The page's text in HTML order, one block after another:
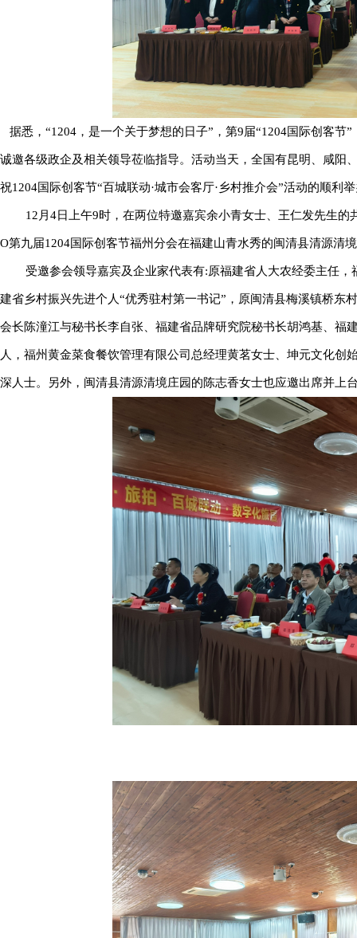
据悉，“1204，是一个关于梦想的日子”，第9届“1204国际创客节
诚邀各级政企及相关领导莅临指导。活动当天，全国有昆明、咸阳
祝1204国际创客节“百城联动·城市会客厅·乡村推介会”活动的顺利
12月4日上午9时，在两位特邀嘉宾余小青女士、王仁发先生的
O第九届1204国际创客节福州分会在福建山青水秀的闽清县清源清
受邀参会领导嘉宾及企业家代表有:原福建省人大农经委主任，
建省乡村振兴先进个人“优秀驻村第一书记”，原闽清县梅溪镇桥
会长陈潼江与秘书长李自张、福建省品牌研究院秘书长胡鸿基、福
人，福州黄金菜食餐饮管理有限公司总经理黄茗女士、坤元文化
深人士。另外，闽清县清源清境庄园的陈志香女士也应邀出席并上